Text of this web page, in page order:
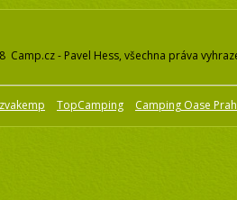
Camp.cz - Pavel Hess, všechna práva
TopCamping Camping Oase